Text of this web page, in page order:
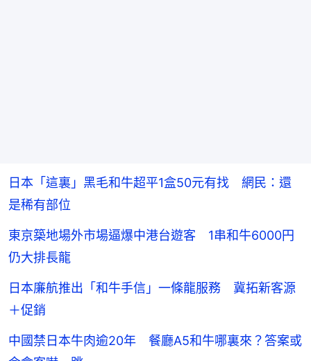
日本「這裏」黑毛和牛超平1盒50元有找 網民：還
是稀有部位
東京築地場外市場逼爆中港台遊客 1串和牛6000円
仍大排長龍
日本廉航推出「和牛手信」一條龍服務 冀拓新客源
＋促銷
中國禁日本牛肉逾20年 餐廳A5和牛哪裏來？答案或